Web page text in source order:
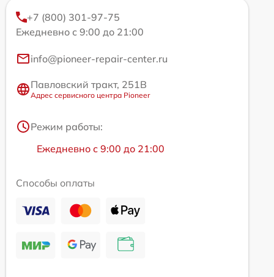
+7 (800) 301-97-75
Ежедневно с 9:00 до 21:00
info@pioneer-repair-center.ru
Павловский тракт, 251В
Адрес сервисного центра Pioneer
Режим работы:
Ежедневно с 9:00 до 21:00
Способы оплаты